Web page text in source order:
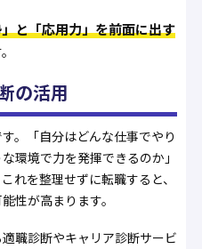
と「応用力」を前面に出す
の活用
。「自分はどんな仕事でやり
環境で力を発揮できるのか」
れを整理せずに転職すると、
性が高まります。
職診断やキャリア診断サービ